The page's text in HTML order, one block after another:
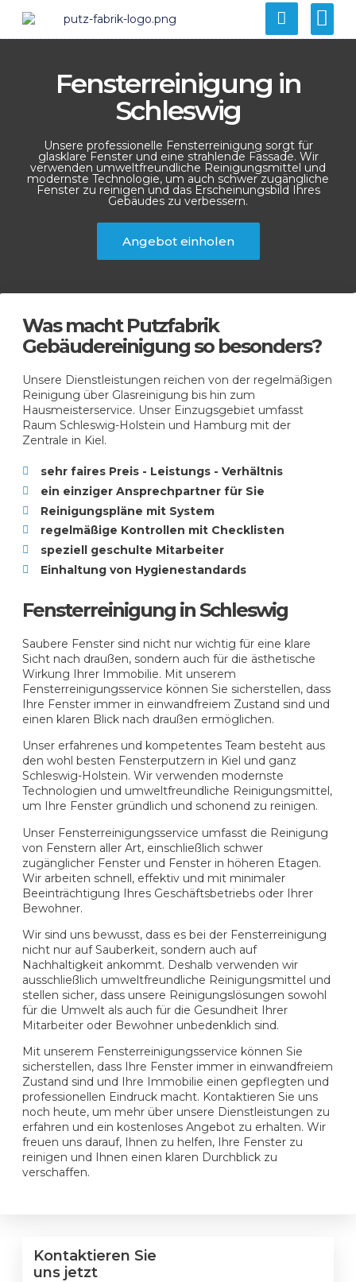
Fensterreinigung in
Schleswig
Unsere professionelle Fensterreinigung sorgt für
glasklare Fenster und eine strahlende Fassade. Wir
verwenden umweltfreundliche Reinigungsmittel und
modernste Technologie, um auch schwer zugängliche
Fenster zu reinigen und das Erscheinungsbild Ihres
Gebäudes zu verbessern.
Angebot einholen
Was macht Putzfabrik
Gebäudereinigung so besonders?
Unsere Dienstleistungen reichen von der regelmäßigen
Reinigung über Glasreinigung bis hin zum
Hausmeisterservice. Unser Einzugsgebiet umfasst
Raum Schleswig-Holstein und Hamburg mit der
Zentrale in Kiel.
sehr faires Preis - Leistungs - Verhältnis
ein einziger Ansprechpartner für Sie
Reinigungspläne mit System
regelmäßige Kontrollen mit Checklisten
speziell geschulte Mitarbeiter
Einhaltung von Hygienestandards
Fensterreinigung in Schleswig
Saubere Fenster sind nicht nur wichtig für eine klare
Sicht nach draußen, sondern auch für die ästhetische
Wirkung Ihrer Immobilie. Mit unserem
Fensterreinigungsservice können Sie sicherstellen, dass
Ihre Fenster immer in einwandfreiem Zustand sind und
einen klaren Blick nach draußen ermöglichen.
Unser erfahrenes und kompetentes Team besteht aus
den wohl besten Fensterputzern in Kiel und ganz
Schleswig-Holstein. Wir verwenden modernste
Technologien und umweltfreundliche Reinigungsmittel,
um Ihre Fenster gründlich und schonend zu reinigen.
Unser Fensterreinigungsservice umfasst die Reinigung
von Fenstern aller Art, einschließlich schwer
zugänglicher Fenster und Fenster in höheren Etagen.
Wir arbeiten schnell, effektiv und mit minimaler
Beeinträchtigung Ihres Geschäftsbetriebs oder Ihrer
Bewohner.
Wir sind uns bewusst, dass es bei der Fensterreinigung
nicht nur auf Sauberkeit, sondern auch auf
Nachhaltigkeit ankommt. Deshalb verwenden wir
ausschließlich umweltfreundliche Reinigungsmittel und
stellen sicher, dass unsere Reinigungslösungen sowohl
für die Umwelt als auch für die Gesundheit Ihrer
Mitarbeiter oder Bewohner unbedenklich sind.
Mit unserem Fensterreinigungsservice können Sie
sicherstellen, dass Ihre Fenster immer in einwandfreiem
Zustand sind und Ihre Immobilie einen gepflegten und
professionellen Eindruck macht. Kontaktieren Sie uns
noch heute, um mehr über unsere Dienstleistungen zu
erfahren und ein kostenloses Angebot zu erhalten. Wir
freuen uns darauf, Ihnen zu helfen, Ihre Fenster zu
reinigen und Ihnen einen klaren Durchblick zu
verschaffen.
Kontaktieren Sie
uns jetzt